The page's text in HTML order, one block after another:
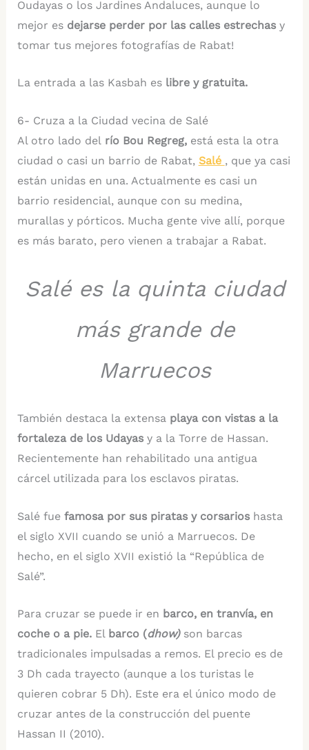
Oudayas o los Jardines Andaluces, aunque lo
mejor es dejarse perder por las calles estrechasy
tomar tus mejores fotografías de Rabat!
La entrada a las Kasbah es libre y gratuita.
6- Cruza a la Ciudad vecina de Salé
Al otro lado delrío Bou Regreg,está esta la otra
ciudad o casi un barrio de Rabat, Salé , que ya casi
están unidas en una. Actualmente es casi un
barrio residencial, aunque con su medina,
murallas y pórticos. Mucha gente vive allí, porque
es más barato, pero vienen a trabajar a Rabat.
Salé es la quinta ciudad
más grande de
Marruecos
También destaca la extensa playa con vistas a la
fortaleza de los Udayasy a la Torre de Hassan.
Recientemente han rehabilitado una antigua
cárcel utilizada para los esclavos piratas.
Salé fue famosa por sus piratas y corsarioshasta
el siglo XVII cuando se unió a Marruecos. De
hecho, en el siglo XVII existió la “República de
Salé”.
Para cruzar se puede ir en barco, en tranvía, en
coche o a pie.El barco (dhow) son barcas
tradicionales impulsadas a remos. El precio es de
3 Dh cada trayecto (aunque a los turistas le
quieren cobrar 5 Dh). Este era el único modo de
cruzar antes de la construcción del puente
Hassan II (2010).